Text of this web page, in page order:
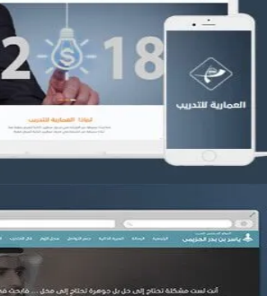
تصميم العمارية
التفاصيل
موقع ياسر بن بدر